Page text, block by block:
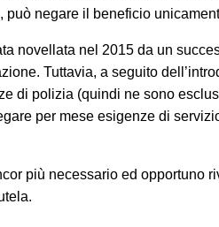
può negare il beneficio
novellata nel 2015 da un
Tuttavia, a seguito
di polizia (quindi ne sono
per mese esigenze di
più necessario ed opportuno